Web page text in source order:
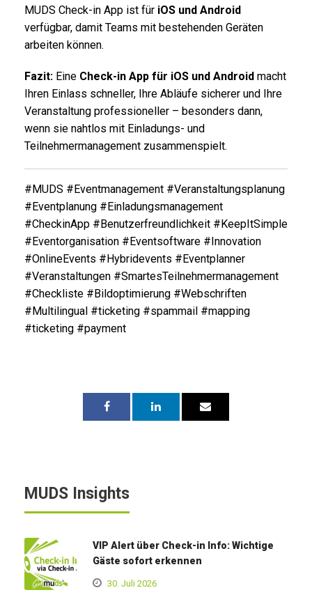
MUDS Check-in App ist für iOS und Android
verfügbar, damit Teams mit bestehenden Geräten
arbeiten können.
Fazit: Eine Check-in App für iOS und Android macht
Ihren Einlass schneller, Ihre Abläufe sicherer und Ihre
Veranstaltung professioneller – besonders dann,
wenn sie nahtlos mit Einladungs- und
Teilnehmermanagement zusammenspielt.
#MUDS #Eventmanagement #Veranstaltungsplanung
#Eventplanung #Einladungsmanagement
#CheckinApp #Benutzerfreundlichkeit #KeepItSimple
#Eventorganisation #Eventsoftware #Innovation
#OnlineEvents #Hybridevents #Eventplanner
#Veranstaltungen #SmartesTeilnehmermanagement
#Checkliste #Bildoptimierung #Webschriften
#Multilingual #ticketing #spammail #mapping
#ticketing #payment
MUDS Insights
VIP Alert über Check-in Info: Wichtige
Gäste sofort erkennen
30. Juli 2026